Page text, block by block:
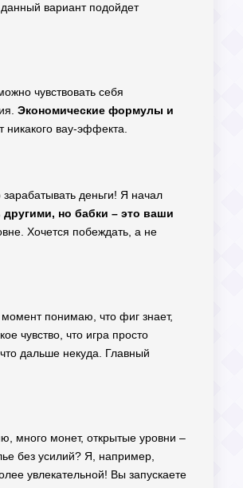
вариант подойдет
чувствовать себя
Экономические формулы и
вау-эффекта.
деньги! Я начал
другими, но бабки – это ваши
Хочется побеждать, а не
момент понимаю, что фиг знает,
чувство, что игра просто
дальше некуда. Главный
много монет, открытые уровни –
без усилий? Я, например,
увлекательной! Вы запускаете